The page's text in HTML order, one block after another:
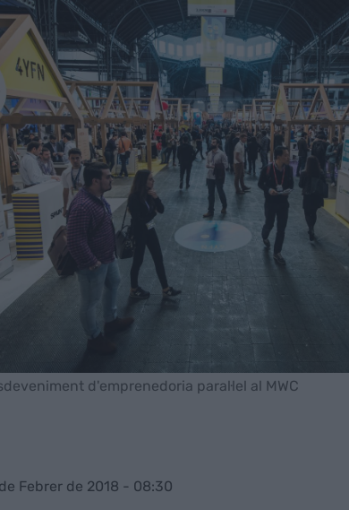
d'emprenedoria paral·lel al MWC
Febrer de 2018 - 08:30